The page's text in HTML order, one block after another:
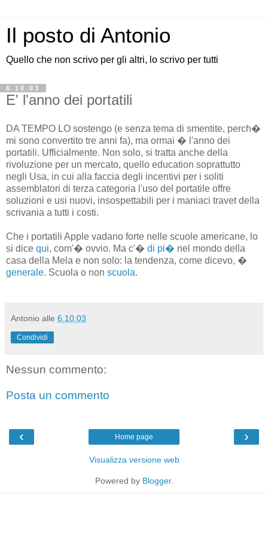
Il posto di Antonio
Quello che non scrivo per gli altri, lo scrivo per tutti
6.10.03
E' l'anno dei portatili
DA TEMPO LO sostengo (e senza tema di smentite, perch�
mi sono convertito tre anni fa), ma ormai � l'anno dei
portatili. Ufficialmente. Non solo, si tratta anche della
rivoluzione per un mercato, quello education soprattutto
negli Usa, in cui alla faccia degli incentivi per i soliti
assemblatori di terza categoria l'uso del portatile offre
soluzioni e usi nuovi, insospettabili per i maniaci travet della
scrivania a tutti i costi.
Che i portatili Apple vadano forte nelle scuole americane, lo
si dice qui, com'� ovvio. Ma c'� di pi� nel mondo della
casa della Mela e non solo: la tendenza, come dicevo, �
generale. Scuola o non scuola.
Antonio alle 6.10.03
Condividi
Nessun commento:
Posta un commento
‹ ›
Home page
Visualizza versione web
Powered by Blogger.